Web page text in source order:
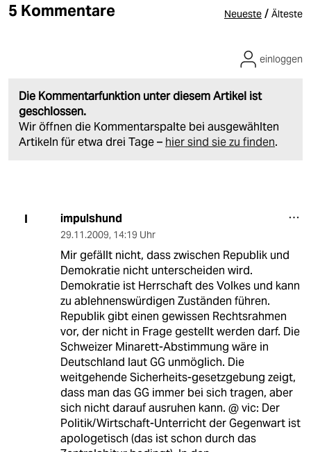
5 Kommentare Neueste / Älteste
Die Kommentarfunktion unter diesem Artikel ist
geschlossen.
Wir öffnen die Kommentarspalte bei ausgewählten
Artikeln für etwa drei Tage – hier sind sie zu finden.
einloggen
I impulshund
29.11.2009, 14:19 Uhr
Mir gefällt nicht, dass zwischen Republik und
Demokratie nicht unterscheiden wird.
Demokratie ist Herrschaft des Volkes und kann
zu ablehnenswürdigen Zuständen führen.
Republik gibt einen gewissen Rechtsrahmen
vor, der nicht in Frage gestellt werden darf. Die
Schweizer Minarett-Abstimmung wäre in
Deutschland laut GG unmöglich. Die
weitgehende Sicherheits-gesetzgebung zeigt,
dass man das GG immer bei sich tragen, aber
sich nicht darauf ausruhen kann. @ vic: Der
Politik/Wirtschaft-Unterricht der Gegenwart ist
apologetisch (das ist schon durch das